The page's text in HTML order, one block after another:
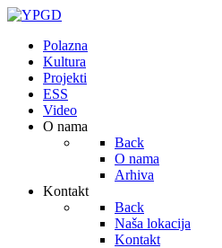
Polazna
Kultura
Projekti
ESS
Video
O nama
Back
O nama
Arhiva
Kontakt
Back
Naša lokacija
Kontakt